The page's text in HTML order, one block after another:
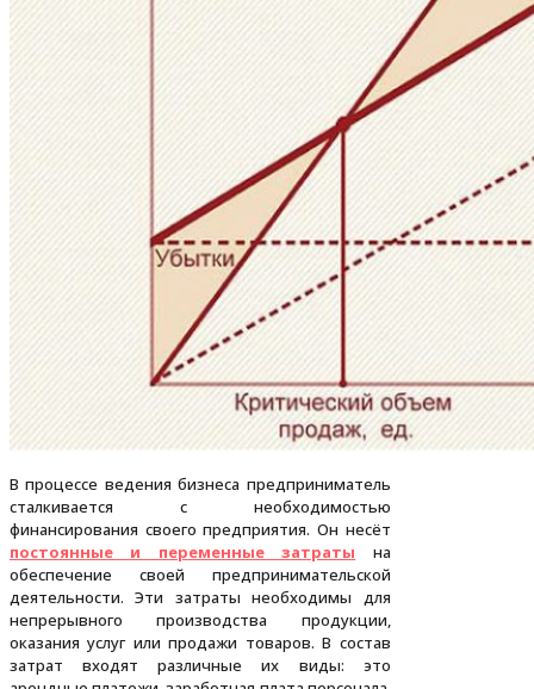
В процессе ведения бизнеса предприниматель
сталкивается с необходимостью
финансирования своего предприятия. Он несёт
постоянные и переменные затраты на
обеспечение своей предпринимательской
деятельности. Эти затраты необходимы для
непрерывного производства продукции,
оказания услуг или продажи товаров. В состав
затрат входят различные их виды: это